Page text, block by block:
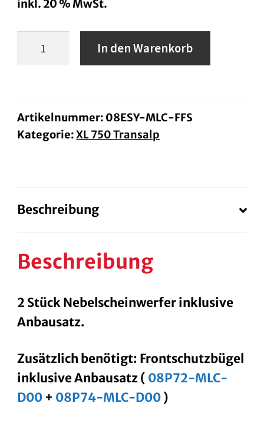
inkl. 20 % MwSt.
Nebelscheinwerfer-
ab
BJ.25
In den Warenkorb
Artikelnummer: 08ESY-MLC-FFS
Kategorie:XL 750 Transalp
Beschreibung
Beschreibung
2 Stück Nebelscheinwerfer inklusive
Anbausatz.
Zusätzlich benötigt: Frontschutzbügel
inklusive Anbausatz ( 08P72-MLC-
D00 + 08P74-MLC-D00)